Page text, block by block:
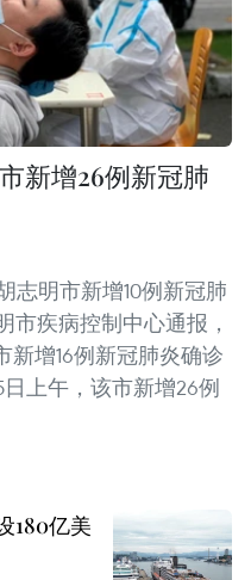
新增26例新冠肺
志明市新增10例新冠肺
市疾病控制中心通报，
新增16例新冠肺炎确诊
上午，该市新增26例
180亿美